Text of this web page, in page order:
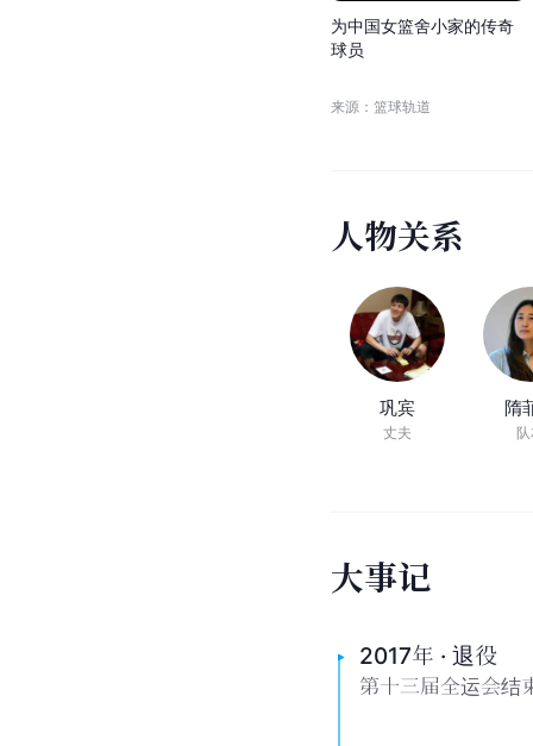
为中 国 女篮舍小家的传奇
球员
来源：篮球轨道
人物关系
巩宾
丈夫
隋
大事记
2017年 · 退役
第十三届全运会结